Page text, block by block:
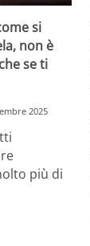
si
non è
se ti
2025
più di